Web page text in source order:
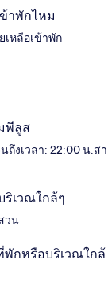
าพักไหม
หลือเข้าพัก
พีลูส
ถึงเวลา: 22:00 น.สา
ริเวณใกล้ๆ
วน
กหรือบริเวณใกล้